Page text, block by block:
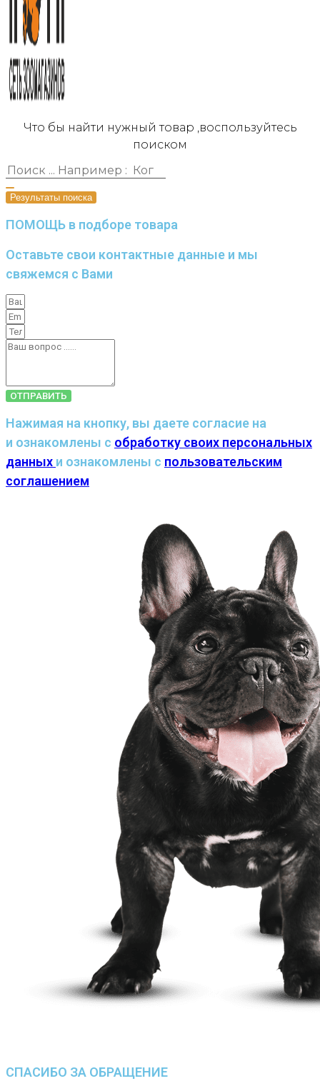
Что бы найти нужный товар ,воспользуйтесь
поиском
Результаты поиска
ПОМОЩЬ в подборе товара
Оставьте свои контактные данные и мы
свяжемся с Вами
ОТПРАВИТЬ
Нажимая на кнопку, вы даете согласие на
и ознакомлены с обработку своих персональных
данных и ознакомлены с пользовательским
соглашением
СПАСИБО ЗА ОБРАЩЕНИЕ